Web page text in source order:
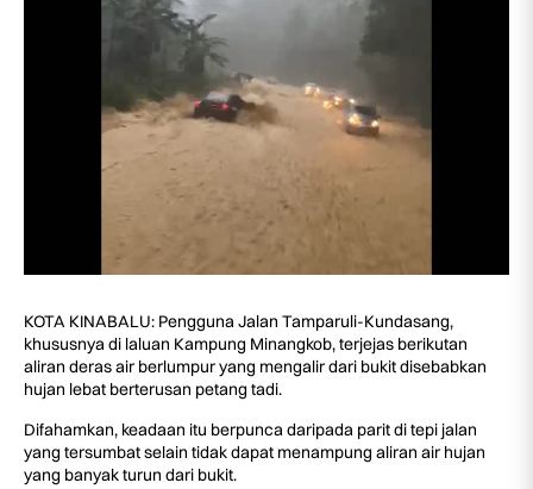
KOTA KINABALU: Pengguna Jalan Tamparuli-Kundasang,
khususnya di laluan Kampung Minangkob, terjejas berikutan
aliran deras air berlumpur yang mengalir dari bukit disebabkan
hujan lebat berterusan petang tadi.
Difahamkan, keadaan itu berpunca daripada parit di tepi jalan
yang tersumbat selain tidak dapat menampung aliran air hujan
yang banyak turun dari bukit.